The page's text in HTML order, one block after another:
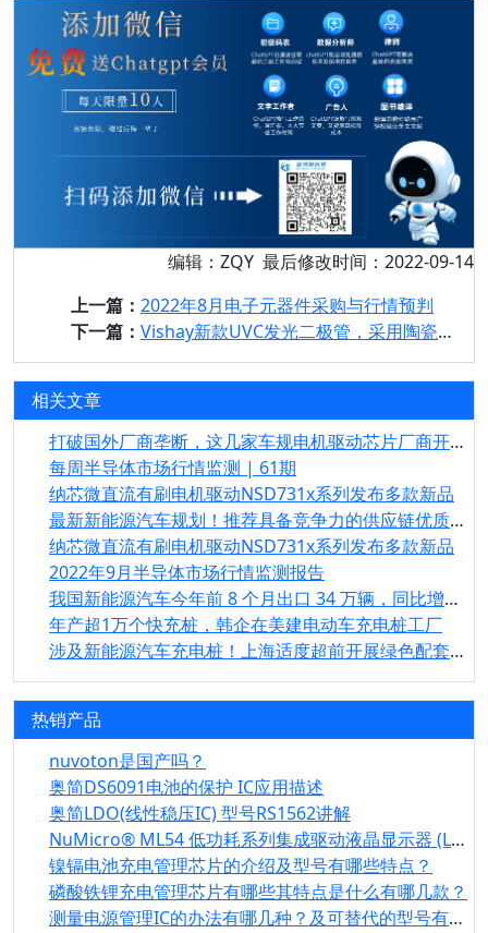
编辑：ZQY 最后修改时间：2022-09-14
上一篇： 2022年8月电子元器件采购与行情预判
下一篇： Vishay新款UVC发光二极管，采用陶瓷/石英基材，光照强度高于上一代解决方案，同时降低成本
相关文章
打破国外厂商垄断，这几家车规电机驱动芯片厂商开始实现国产替代
每周半导体市场行情监测 | 61期
纳芯微直流有刷电机驱动NSD731x系列发布多款新品
最新新能源汽车规划！推荐具备竞争力的供应链优质企业
纳芯微直流有刷电机驱动NSD731x系列发布多款新品
2022年9月半导体市场行情监测报告
我国新能源汽车今年前 8 个月出口 34 万辆，同比增长 97.4%
年产超1万个快充桩，韩企在美建电动车充电桩工厂
涉及新能源汽车充电桩！上海适度超前开展绿色配套基础设施建设
热销产品
nuvoton是国产吗？
奥简DS6091电池的保护 IC应用描述
奥简LDO(线性稳压IC) 型号RS1562讲解
NuMicro® ML54 低功耗系列集成驱动液晶显示器 (LCD)
镍镉电池充电管理芯片的介绍及型号有哪些特点？
磷酸铁锂充电管理芯片有哪些其特点是什么有哪几款？
测量电源管理IC的办法有哪几种？及可替代的型号有那些？